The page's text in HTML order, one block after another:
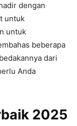
dengan
untuk
untuk
beberapa
dari
Anda
2025